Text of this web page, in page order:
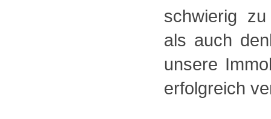
schwierig
als auch
unsere
erfolgreich